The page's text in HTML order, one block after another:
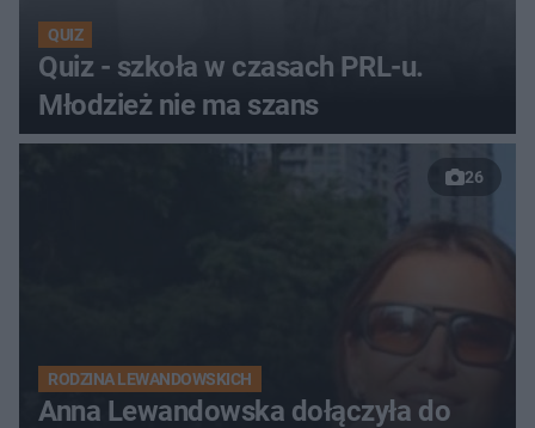
QUIZ
Quiz - szkoła w czasach PRL-u.
Młodzież nie ma szans
26
RODZINA LEWANDOWSKICH
Anna Lewandowska dołączyła do